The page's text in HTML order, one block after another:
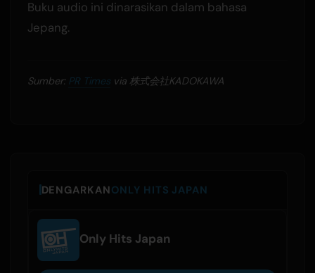
Buku audio ini dinarasikan dalam bahasa
Jepang.
Sumber: PR Timesvia 株式会社KADOKAWA
DENGARKANONLY HITS JAPAN
Only Hits Japan